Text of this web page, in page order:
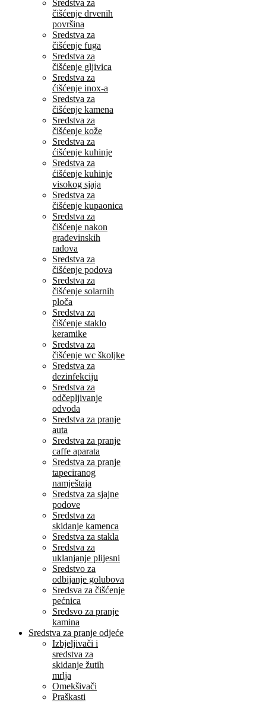
Sredstva za
čišćenje drvenih
površina
Sredstva za
čišćenje fuga
Sredstva za
čišćenje gljivica
Sredstva za
ćišćenje inox-a
Sredstva za
čišćenje kamena
Sredstva za
čišćenje kože
Sredstva za
ćišćenje kuhinje
Sredstva za
ćišćenje kuhinje
visokog sjaja
Sredstva za
čišćenje kupaonica
Sredstva za
čišćenje nakon
građevinskih
radova
Sredstva za
čišćenje podova
Sredstva za
čišćenje solarnih
ploča
Sredstva za
čišćenje staklo
keramike
Sredstva za
čišćenje wc školjke
Sredstva za
dezinfekciju
Sredstva za
odčepljivanje
odvoda
Sredstva za pranje
auta
Sredstva za pranje
caffe aparata
Sredstva za pranje
tapeciranog
namještaja
Sredstva za sjajne
podove
Sredstva za
skidanje kamenca
Sredstva za stakla
Sredstva za
uklanjanje plijesni
Sredstvo za
odbijanje golubova
Sredsva za čišćenje
pećnica
Sredsvo za pranje
kamina
Sredstva za pranje odjeće
Izbjeljivači i
sredstva za
skidanje žutih
mrlja
Omekšivači
Praškasti